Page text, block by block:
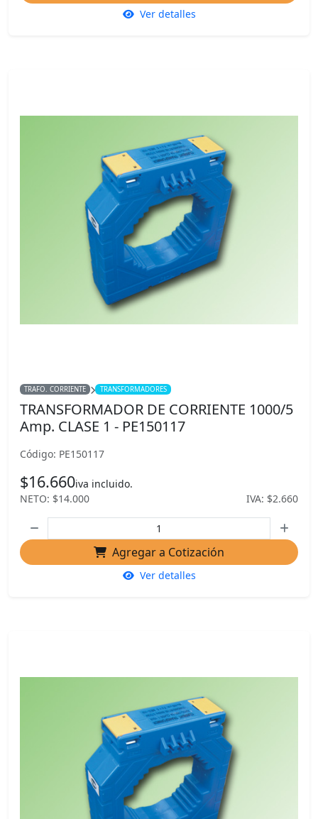
Ver detalles
TRAFO. CORRIENTE TRANSFORMADORES
TRANSFORMADOR DE CORRIENTE 1000/5
Amp. CLASE 1 - PE150117
Código: PE150117
$16.660iva incluido.
NETO: $14.000
IVA: $2.660
Agregar a Cotización
Ver detalles